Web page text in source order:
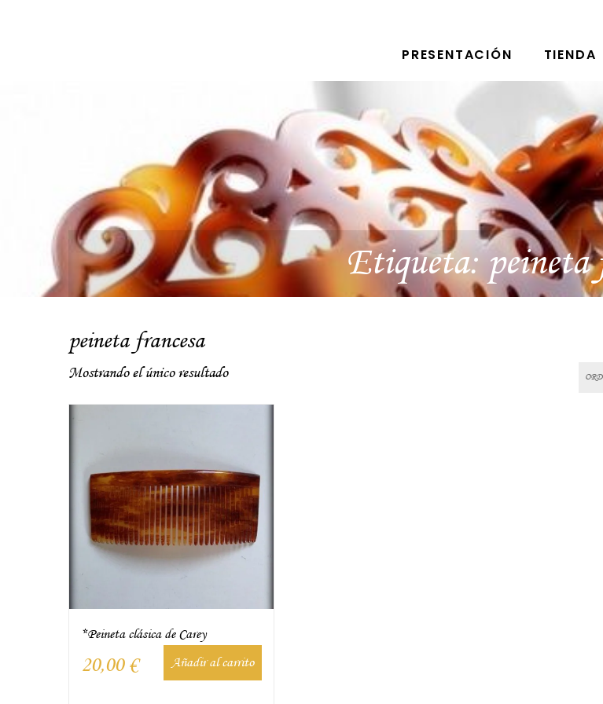
PRESENTACIÓN TIENDA
Etiqueta:peineta
peineta francesa
Mostrando el único resultado
*Peineta clásica de Carey
20,00 € Añadir al carrito